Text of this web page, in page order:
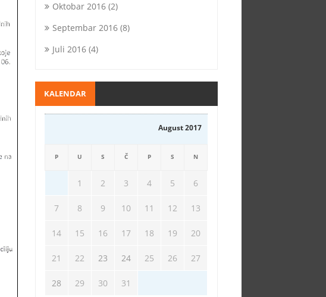
Oktobar 2016 (2)
Septembar 2016 (8)
Juli 2016 (4)
KALENDAR
August 2017
P U S Č P S N
1 2 3 4 5 6
7 8 9 10 11 12 13
14 15 16 17 18 19 20
21 22 23 24 25 26 27
28 29 30
31